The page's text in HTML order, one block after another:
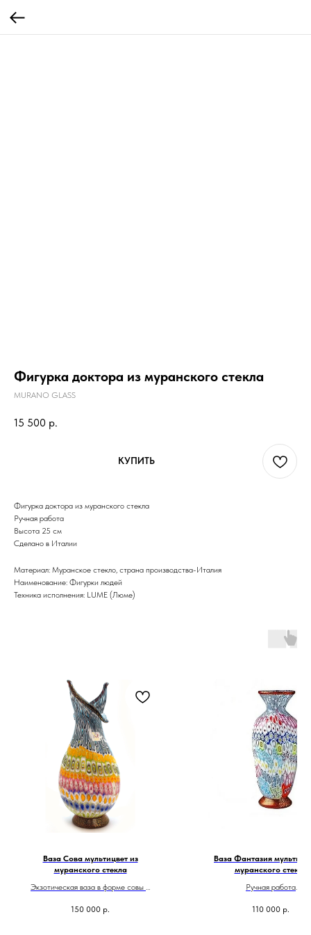
Фигурка доктора из муранского стекла
MURANO GLASS
15 500 р.
КУПИТЬ
Фигурка доктора из муранского стекла
Ручная работа
Высота 25 см
Сделано в Италии
Материал: Муранское стекло, страна производства-Италия
Наименование: Фигурки людей
Техника исполнения: LUME (Люме)
Ваза Сова мультицвет из
муранского стекла
Экзотическая ваза в форме совы и
выполненного с эффектом мозаики.
150 000 р.
Ваза Фантазия
муранского стекла
Ручная работа
110 000 р.